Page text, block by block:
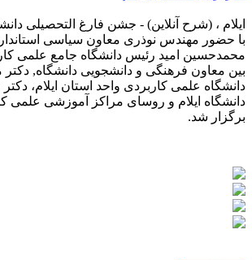
ایلام ، (شرح آنلاین) - جشن فارغ التحصیلی
با حضور مهندس نوذری معاون سیاسی
محمدحسین امید رئیس دانشگاه جامع علمی
بین معاون فرهنگی و دانشجویی دانشگاه,
دانشگاه علمی کاربردی واحد استان ایلام،
دانشگاه ایلام و روسای مراکز آموزشی علمی
برگزار شد.